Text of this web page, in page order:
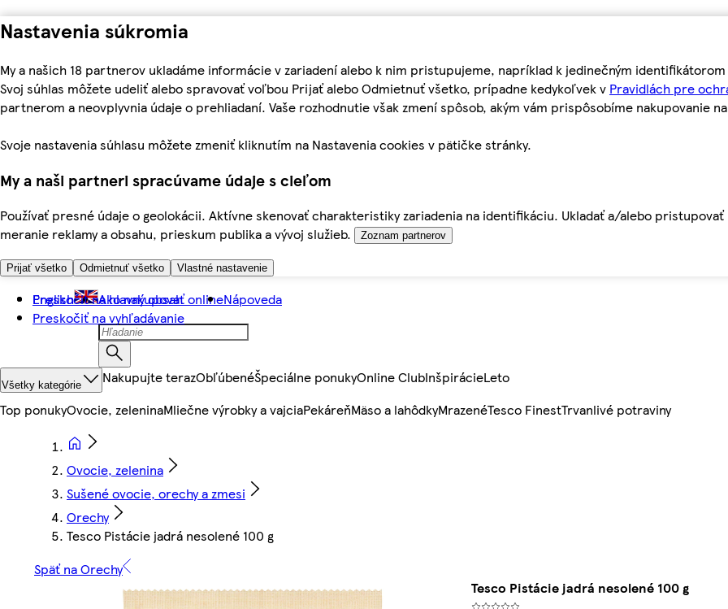
Nastavenia súkromia
My a našich 18 partnerov ukladáme informácie v zariadení alebo k nim pristupujeme, napríklad k jedinečným
Svoj súhlas môžete udeliť alebo spravovať voľbou Prijať alebo Odmietnuť všetko, prípadne kedykoľvek v Pravidlách pre
partnerom a neovplyvnia údaje o prehliadaní. Vaše rozhodnutie však zmení spôsob, akým vám prispôsobíme nakupovanie
Svoje nastavenia súhlasu môžete zmeniť kliknutím na Nastavenia cookies v pätičke stránky.
My a naši partneri spracúvame údaje s cieľom
Používať presné údaje o geolokácii. Aktívne skenovať charakteristiky zariadenia na identifikáciu. Ukladať a/alebo
meranie reklamy a obsahu, prieskum publika a vývoj služieb.
Zoznam partnerov
Prijať všetko Odmietnuť všetko Vlastné nastavenie
Preskočiť na hlavný obsah
Preskočiť na vyhľadávanie
English Ako nakupovať onlineNápoveda
Všetky kategórie Nakupujte terazObľúbenéŠpeciálne ponukyOnline ClubInšpirácieLeto
Top ponukyOvocie, zeleninaMliečne výrobky a vajciaPekáreňMäso a lahôdkyMrazenéTesco FinestTrvanlivé potraviny
Ovocie, zelenina
Sušené ovocie, orechy a zmesi
Orechy
Tesco Pistácie jadrá nesolené 100 g
Späť na Orechy
Tesco Pistácie jadrá nesolené 100 g